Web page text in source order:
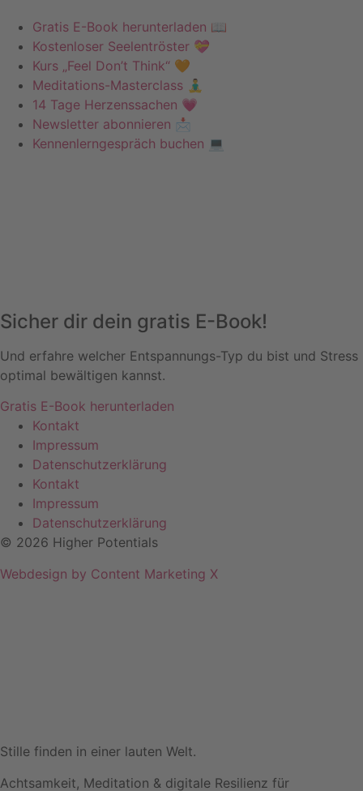
Gratis E-Book herunterladen 📖
Kostenloser Seelentröster 💝
Kurs „Feel Don’t Think“ 🧡
Meditations-Masterclass 🧘‍♂️
14 Tage Herzenssachen 💗
Newsletter abonnieren 📩
Kennenlerngespräch buchen 💻
Sicher dir dein gratis E-Book!
Und erfahre welcher Entspannungs-Typ du bist und Stress
optimal bewältigen kannst.
Gratis E-Book herunterladen
Kontakt
Impressum
Datenschutzerklärung
Kontakt
Impressum
Datenschutzerklärung
© 2026 Higher Potentials
Webdesign by Content Marketing X
Stille finden in einer lauten Welt.
Achtsamkeit, Meditation & digitale Resilienz für